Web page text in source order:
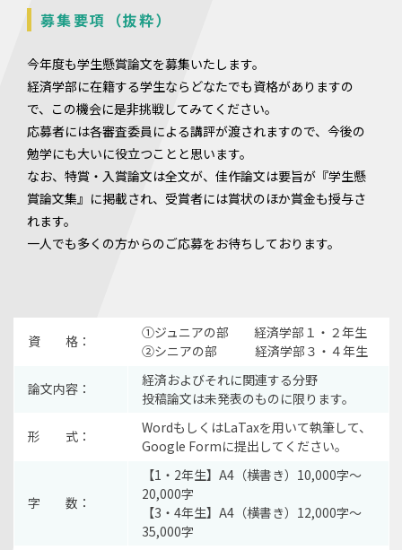
募集要項（抜粋）
今年度も学生懸賞論文を募集いたします。
経済学部に在籍する学生ならどなたでも資格がありますの
で、この機会に是非挑戦してみてください。
応募者には各審査委員による講評が渡されますので、今後の
勉学にも大いに役立つことと思います。
なお、特賞・入賞論文は全文が、佳作論文は要旨が『学生懸
賞論文集』に掲載され、受賞者には賞状のほか賞金も授与さ
れます。
一人でも多くの方からのご応募をお待ちしております。
資 格：
①ジュニアの部 経済学部１・２年生
②シニアの部 経済学部３・４年生
論文内容：
経済およびそれに関連する分野
投稿論文は未発表のものに限ります。
形 式：
WordもしくはLaTaxを用いて執筆して、
Google Formに提出してください。
字 数：
【1・2年生】A4（横書き）10,000字〜
20,000字
【3・4年生】A4（横書き）12,000字〜
35,000字